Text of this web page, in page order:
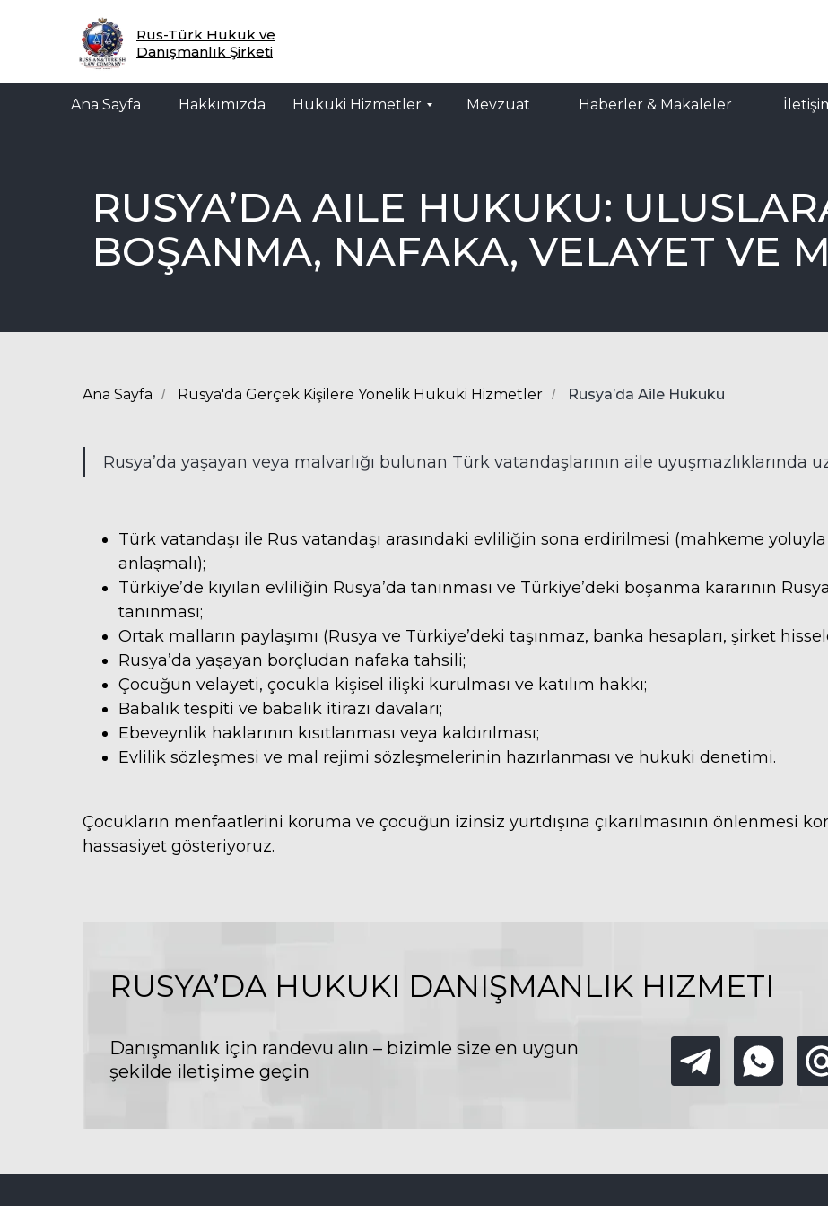
Ana Sayfa Hakkımızda Hukuki Hizmetler Mevzuat Haberler & Makaleler
Rus-Türk Hukuk ve
Danışmanlık Şirketi
Hakkımızda
Ana Sayfa
RUSYA’DA AILE HUKUKU:
BOŞANMA, NAFAKA, VELAYET VE
Ana Sayfa / Rusya'da Gerçek Kişilere Yönelik Hukuki Hizmetler / Rusya’da Aile Hukuku
Rusya’da yaşayan veya malvarlığı bulunan Türk vatandaşlarının aile uyuşmazlıklarında
Türk vatandaşı ile Rus vatandaşı arasındaki evliliğin sona erdirilmesi (mahkeme
anlaşmalı);
Türkiye’de kıyılan evliliğin Rusya’da tanınması ve Türkiye’deki boşanma kararının
tanınması;
Ortak malların paylaşımı (Rusya ve Türkiye’deki taşınmaz, banka hesapları, şirket
Rusya’da yaşayan borçludan nafaka tahsili;
Çocuğun velayeti, çocukla kişisel ilişki kurulması ve katılım hakkı;
Babalık tespiti ve babalık itirazı davaları;
Ebeveynlik haklarının kısıtlanması veya kaldırılması;
Evlilik sözleşmesi ve mal rejimi sözleşmelerinin hazırlanması ve hukuki denetimi.
Çocukların menfaatlerini koruma ve çocuğun izinsiz yurtdışına çıkarılmasının önlenmesi
hassasiyet gösteriyoruz.
RUSYA’DA HUKUKI DANIŞMANLIK HIZMETI
Danışmanlık için randevu alın – bizimle size en uygun
şekilde iletişime geçin